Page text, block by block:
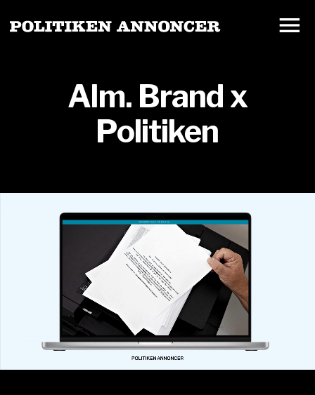
Alm. Brand x
Politiken